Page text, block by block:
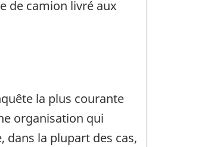
de camion livré aux
la plus courante
organisation qui
dans la plupart des cas,